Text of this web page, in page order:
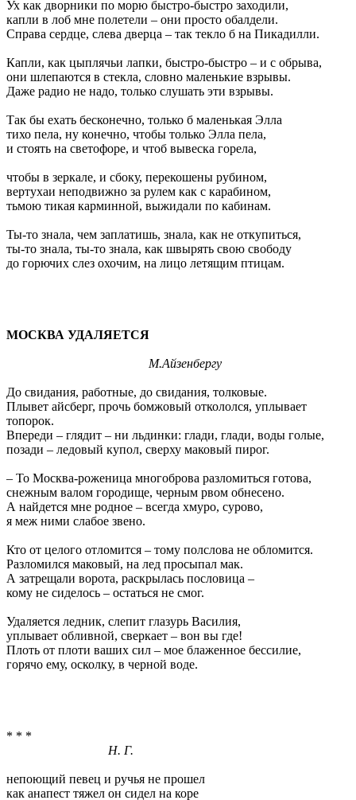
Ух как дворники по морю быстро-быстро заходили,
капли в лоб мне полетели – они просто обалдели.
Справа сердце, слева дверца – так текло б на Пикадилли.
Капли, как цыплячьи лапки, быстро-быстро – и с обрыва,
они шлепаются в стекла, словно маленькие взрывы.
Даже радио не надо, только слушать эти взрывы.
Так бы ехать бесконечно, только б маленькая Элла
тихо пела, ну конечно, чтобы только Элла пела,
и стоять на светофоре, и чтоб вывеска горела,
чтобы в зеркале, и сбоку, перекошены рубином,
вертухаи неподвижно за рулем как с карабином,
тьмою тикая карминной, выжидали по кабинам.
Ты-то знала, чем заплатишь, знала, как не откупиться,
ты-то знала, ты-то знала, как швырять свою свободу
до горючих слез охочим, на лицо летящим птицам.
МОСКВА УДАЛЯЕТСЯ
М.Айзенбергу
До свидания, работные, до свидания, толковые.
Плывет айсберг, прочь бомжовый откололся, уплывает
топорок.
Впереди – глядит – ни льдинки: глади, глади, воды голые,
позади – ледовый купол, сверху маковый пирог.
– То Москва-роженица многоброва разломиться готова,
снежным валом городище, черным рвом обнесено.
А найдется мне родное – всегда хмуро, сурово,
я меж ними слабое звено.
Кто от целого отломится – тому полслова не обломится.
Разломился маковый, на лед просыпал мак.
А затрещали ворота, раскрылась пословица –
кому не сиделось – остаться не смог.
Удаляется ледник, слепит глазурь Василия,
уплывает обливной, сверкает – вон вы где!
Плоть от плоти ваших сил – мое блаженное бессилие,
горячо ему, осколку, в черной воде.
* * *
Н. Г.
непоющий певец и ручья не прошел
как анапест тяжел он сидел на коре